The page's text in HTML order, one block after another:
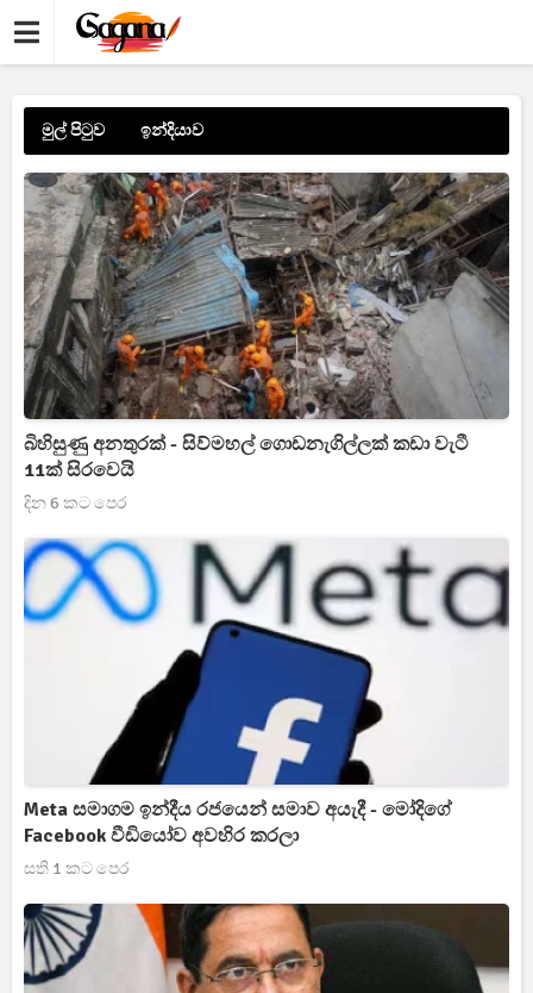
මුල් පිටුව ඉන්දියාව
බිහිසුණු අනතුරක් - සිව්මහල් ගොඩනැගිල්ලක් කඩා වැටී
11ක් සිරවෙයි
දින 6 කට පෙර
Meta සමාගම ඉන්දීය රජයෙන් සමාව අයැදී - මෝදිගේ
Facebook වීඩියෝව අවහිර කරලා
සති 1 කට පෙර